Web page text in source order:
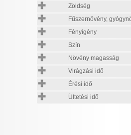
Zöldség
Fűszernövény,
Fényigény
Szín
Növény magasság
Virágzási idő
Érési idő
Ültetési idő